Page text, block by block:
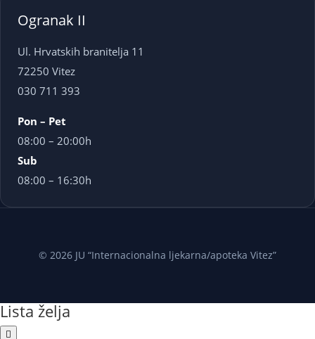
Ogranak II
Ul. Hrvatskih branitelja 11
72250 Vitez
030 711 393
Pon – Pet
08:00 – 20:00h
Sub
08:00 – 16:30h
© 2026 JU “Internacionalna ljekarna/apoteka Vitez”
Lista želja